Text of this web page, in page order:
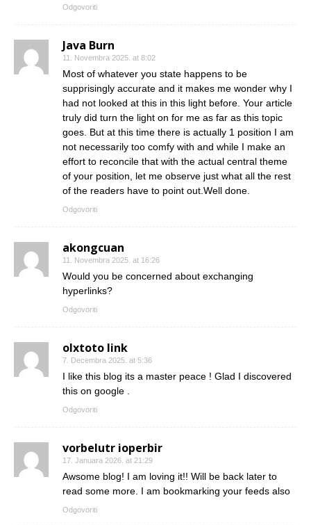
Odgovoriti
Java Burn
11. Novembra 2025. at 8:02
Most of whatever you state happens to be
supprisingly accurate and it makes me wonder why I
had not looked at this in this light before. Your article
truly did turn the light on for me as far as this topic
goes. But at this time there is actually 1 position I am
not necessarily too comfy with and while I make an
effort to reconcile that with the actual central theme
of your position, let me observe just what all the rest
of the readers have to point out.Well done.
Odgovoriti
akongcuan
11. Novembra 2025. at 16:26
Would you be concerned about exchanging
hyperlinks?
Odgovoriti
olxtoto link
7. Decembra 2025. at 5:36
I like this blog its a master peace ! Glad I discovered
this on google .
Odgovoriti
vorbelutr ioperbir
17. Januara 2026. at 21:29
Awsome blog! I am loving it!! Will be back later to
read some more. I am bookmarking your feeds also
Odgovoriti